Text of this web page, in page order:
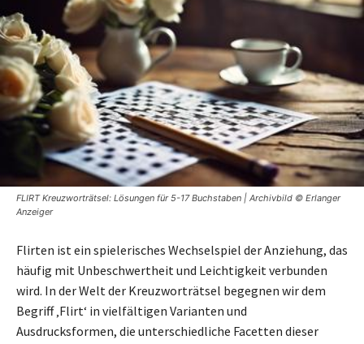
FLIRT Kreuzworträtsel: Lösungen für 5-17 Buchstaben | Archivbild © Erlanger
Anzeiger
Flirten ist ein spielerisches Wechselspiel der Anziehung, das
häufig mit Unbeschwertheit und Leichtigkeit verbunden
wird. In der Welt der Kreuzworträtsel begegnen wir dem
Begriff ‚Flirt‘ in vielfältigen Varianten und
Ausdrucksformen, die unterschiedliche Facetten dieser